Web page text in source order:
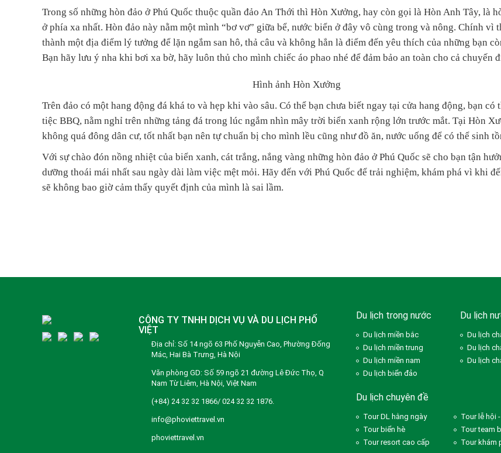
Trong số những hòn đảo ở Phú Quốc thuộc quần đảo An Thới thì Hòn Xưởng, hay còn gọi là Hòn Anh Tây, là
ở phía xa nhất. Hòn đảo này nằm một mình “bơ vơ” giữa bể, nước biển ở đây vô cùng trong và nông. Chính vì
thành một địa điểm lý tưởng để lặn ngắm san hô, thả câu và không hẳn là điểm đến yêu thích của những bạn
Bạn hãy lưu ý nha khi bơi xa bờ, hãy luôn thủ cho mình chiếc áo phao nhé để đảm bảo an toàn cho cả chuyến
Hình ảnh Hòn Xưởng
Trên đảo có một hang động đá khá to và hẹp khi vào sâu. Có thể bạn chưa biết ngay tại cửa hang động, bạn có
tiệc BBQ, nằm nghỉ trên những tảng đá trong lúc ngắm nhìn mây trời biển xanh rộng lớn trước mắt. Tại Hòn
không quá đông dân cư, tốt nhất bạn nên tự chuẩn bị cho mình lều cũng như đồ ăn, nước uống để có thể sinh
Với sự chào đón nồng nhiệt của biển xanh, cát trắng, nắng vàng những hòn đảo ở Phú Quốc sẽ cho bạn tận
dưỡng thoái mái nhất sau ngày dài làm việc mệt mỏi. Hãy đến với Phú Quốc để trải nghiệm, khám phá vì khi
sẽ không bao giờ cảm thấy quyết định của mình là sai lầm.
CÔNG TY TNHH DỊCH VỤ VÀ DU LỊCH PHỐ
VIỆT
Địa chỉ: Số 14 ngõ 63 Phố Nguyễn Cao, Phường Đống
Mác, Hai Bà Trưng, Hà Nội
Văn phòng GD: Số 59 ngõ 21 đường Lê Đức Thọ, Q
Nam Từ Liêm, Hà Nội, Việt Nam
(+84) 24 32 32 1866/ 024 32 32 1876.
info@phoviettravel.vn
phoviettravel.vn
Du lịch trong nước
Du lịch miền bắc
Du lịch miền trung
Du lịch miền nam
Du lịch biển đảo
Du lịch
Du lịch
Du lịch
Du lịch
Du lịch chuyên đề
Tour DL hằng ngày
Tour lễ hội
Tour biển hè
Tour team
Tour resort cao cấp
Tour khám